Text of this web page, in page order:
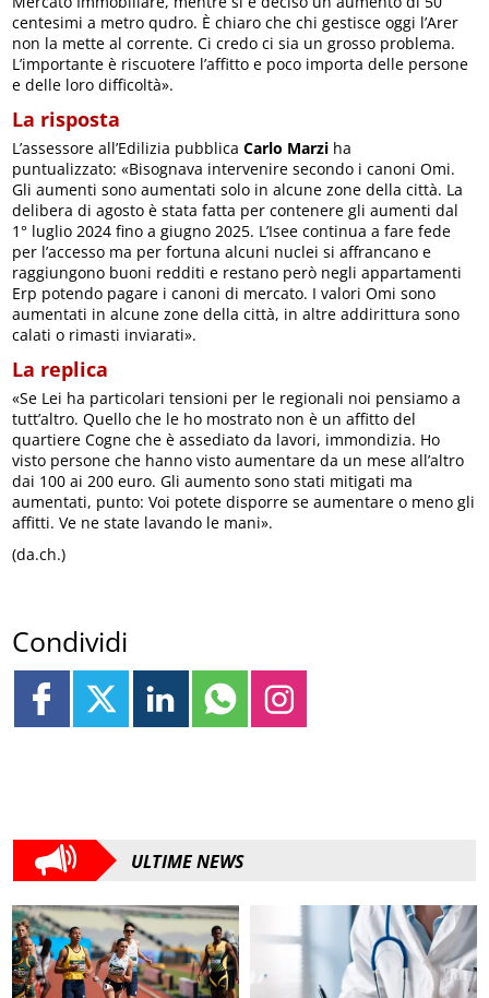
centesimi a metro qudro. È chiaro che chi gestisce oggi l’Arer
non la mette al corrente. Ci credo ci sia un grosso problema.
L’importante è riscuotere l’affitto e poco importa delle persone
e delle loro difficoltà».
La risposta
L’assessore all’Edilizia pubblicaCarlo Marzi ha
puntualizzato: «Bisognava intervenire secondo i canoni Omi.
Gli aumenti sono aumentati solo in alcune zone della città. La
delibera di agosto è stata fatta per contenere gli aumenti dal
1° luglio 2024 fino a giugno 2025. L’Isee continua a fare fede
per l’accesso ma per fortuna alcuni nuclei si affrancano e
raggiungono buoni redditi e restano però negli appartamenti
Erp potendo pagare i canoni di mercato. I valori Omi sono
aumentati in alcune zone della città, in altre addirittura sono
calati o rimasti inviarati».
La replica
«Se Lei ha particolari tensioni per le regionali noi pensiamo a
tutt’altro. Quello che le ho mostrato non è un affitto del
quartiere Cogne che è assediato da lavori, immondizia. Ho
visto persone che hanno visto aumentare da un mese all’altro
dai 100 ai 200 euro. Gli aumento sono stati mitigati ma
aumentati, punto: Voi potete disporre se aumentare o meno gli
affitti. Ve ne state lavando le mani».
(da.ch.)
Condividi
ULTIME NEWS